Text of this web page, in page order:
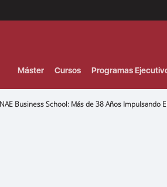
Máster Cursos Programas
Business School: Más de 38 Años Impulsando